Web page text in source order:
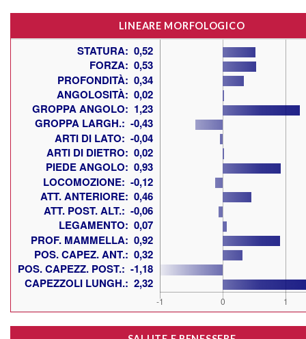
LINEARE MORFOLOGICO